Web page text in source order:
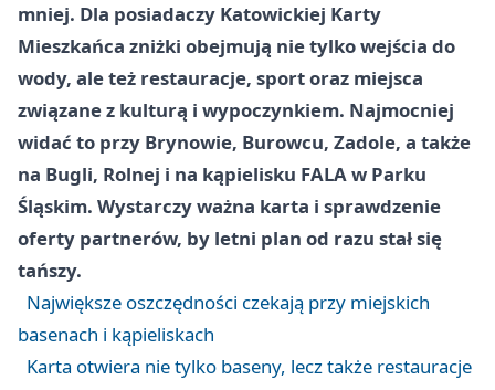
mniej. Dla posiadaczy Katowickiej Karty
Mieszkańca zniżki obejmują nie tylko wejścia do
wody, ale też restauracje, sport oraz miejsca
związane z kulturą i wypoczynkiem. Najmocniej
widać to przy Brynowie, Burowcu, Zadole, a także
na Bugli, Rolnej i na kąpielisku FALA w Parku
Śląskim. Wystarczy ważna karta i sprawdzenie
oferty partnerów, by letni plan od razu stał się
tańszy.
Największe oszczędności czekają przy miejskich
basenach i kąpieliskach
Karta otwiera nie tylko baseny, lecz także restauracje